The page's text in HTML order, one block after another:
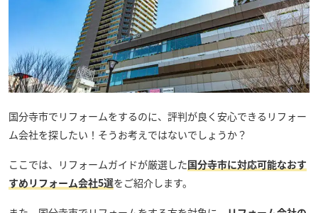
国分寺市でリフォームをするのに、評判が良く安心できるリフォー
ム会社を探したい！そうお考えではないでしょうか？
ここでは、リフォームガイドが厳選した国分寺市に対応可能なおす
すめリフォーム会社5選をご紹介します。